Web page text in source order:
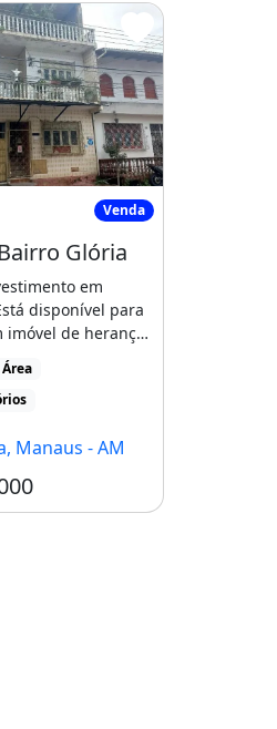
- Bairro Glória
Venda
Glória
em
disponível para
imóvel de herança
Bairro [...]
Manaus - AM